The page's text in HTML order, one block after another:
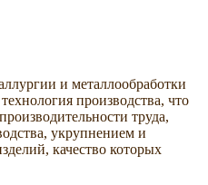
и металлообработки
производства, что
труда,
укрупнением и
качество которых